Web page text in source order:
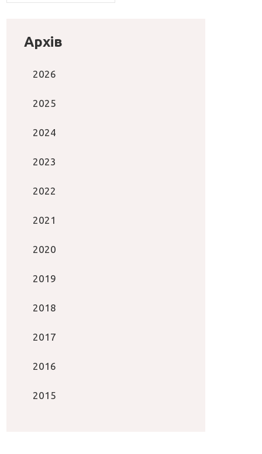
Архів
2026
2025
2024
2023
2022
2021
2020
2019
2018
2017
2016
2015